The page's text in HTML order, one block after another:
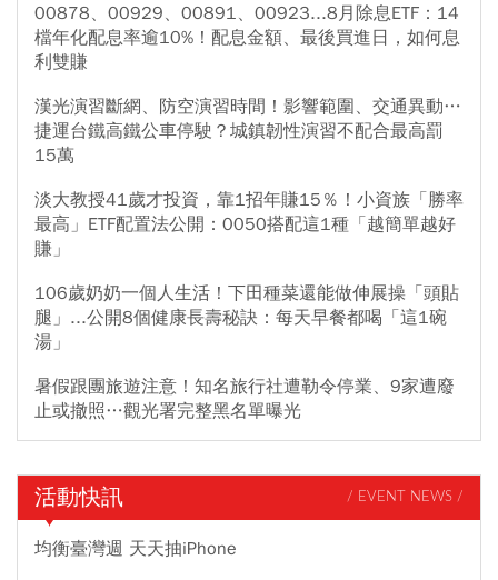
00878、00929、00891、00923...8月除息ETF：14
檔年化配息率逾10%！配息金額、最後買進日，如何息
利雙賺
漢光演習斷網、防空演習時間！影響範圍、交通異動…
捷運台鐵高鐵公車停駛？城鎮韌性演習不配合最高罰
15萬
淡大教授41歲才投資，靠1招年賺15％！小資族「勝率
最高」ETF配置法公開：0050搭配這1種「越簡單越好
賺」
106歲奶奶一個人生活！下田種菜還能做伸展操「頭貼
腿」...公開8個健康長壽秘訣：每天早餐都喝「這1碗
湯」
暑假跟團旅遊注意！知名旅行社遭勒令停業、9家遭廢
止或撤照…觀光署完整黑名單曝光
活動快訊 / EVENT NEWS /
均衡臺灣週 天天抽iPhone